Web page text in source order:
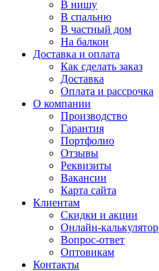
В нишу
В спальню
В частный дом
На балкон
Доставка и оплата
Как сделать заказ
Доставка
Оплата и рассрочка
О компании
Производство
Гарантия
Портфолио
Отзывы
Реквизиты
Вакансии
Карта сайта
Клиентам
Скидки и акции
Онлайн-калькулятор
Вопрос-ответ
Оптовикам
Контакты